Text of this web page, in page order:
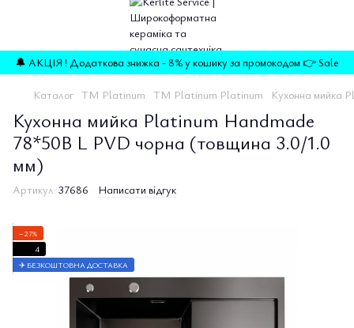
🔔 АКЦІЯ ! Додаткова знижка - 8% у кошику за промокодом 👉 Sale
Каталог ТМ Platinum ТМ Platinum Platinum Кухонна мийка
Кухонна мийка Platinum Handmade
78*50В L PVD чорна (товщина 3.0/1.0
мм)
Артикул: 37686 Написати відгук
−27%
4
✈ БЕЗКОШТОВНА ДОСТАВКА